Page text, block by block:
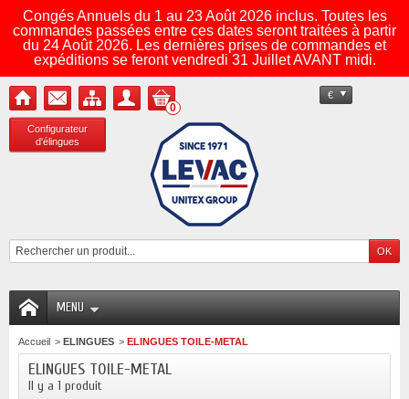
Congés Annuels du 1 au 23 Août 2026 inclus. Toutes les
commandes passées entre ces dates seront traitées à partir
du 24 Août 2026. Les dernières prises de commandes et
expéditions se feront vendredi 31 Juillet AVANT midi.
Configurateur
d'élingues
€
0
MENU
Accueil > ELINGUES > ELINGUES TOILE-METAL
ELINGUES TOILE-METAL
Il y a 1 produit